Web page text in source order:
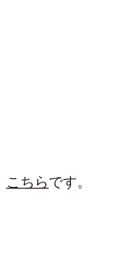
こちらです。